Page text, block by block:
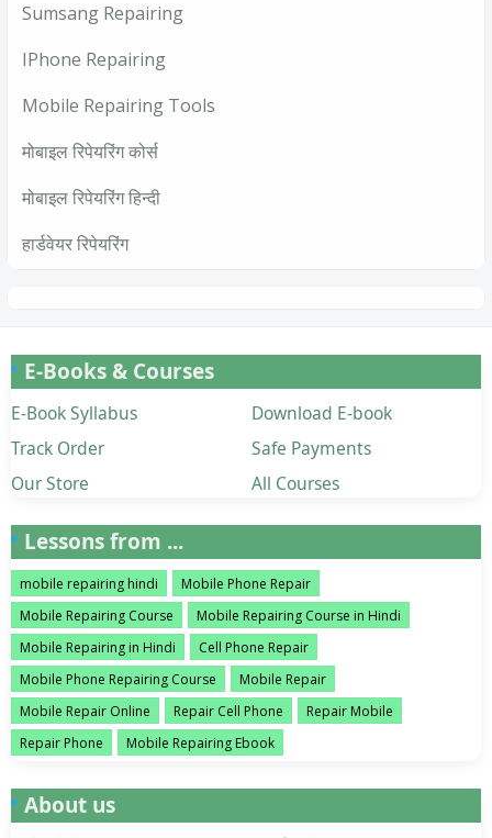
Sumsang Repairing
IPhone Repairing
Mobile Repairing Tools
मोबाइल रिपेयरिंग कोर्स
मोबाइल रिपेयरिंग हिन्दी
हार्डवेयर रिपेयरिंग
E-Books & Courses
E-Book Syllabus
Download E-book
Track Order
Safe Payments
Our Store
All Courses
Lessons from ...
mobile repairing hindi
Mobile Phone Repair
Mobile Repairing Course
Mobile Repairing Course in Hindi
Mobile Repairing in Hindi
Cell Phone Repair
Mobile Phone Repairing Course
Mobile Repair
Mobile Repair Online
Repair Cell Phone
Repair Mobile
Repair Phone
Mobile Repairing Ebook
About us